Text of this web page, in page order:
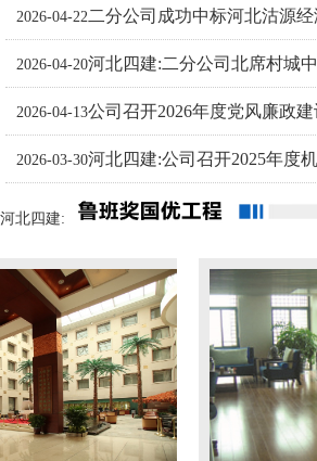
学习教育
2026-04-22二分公司成功中标河北沽源
合提升建设项目第二标段
2026-04-20河北四建:二分公司北席村城
树标杆
2026-04-13公司召开2026年度党风廉政
2026-03-30河北四建:公司召开2025年度
大会
河北四建: